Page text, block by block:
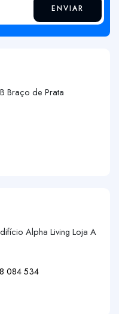
ENVIAR
Braço de Prata
Alpha Living Loja A
084 534